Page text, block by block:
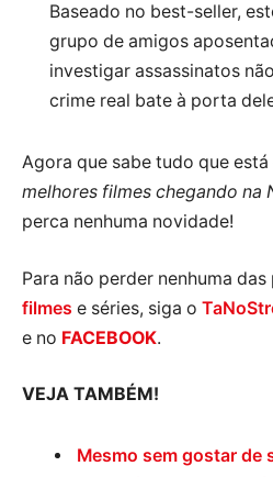
Baseado no best-seller,
grupo de amigos
investigar assassinatos
crime real bate à porta
Agora que sabe tudo que
melhores filmes chegando na
perca nenhuma novidade!
Para não perder nenhuma
filmes e séries, siga o
e no FACEBOOK.
VEJA TAMBÉM!
Mesmo sem gostar de